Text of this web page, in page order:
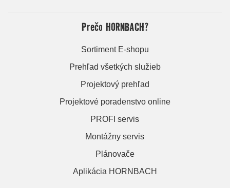
Prečo HORNBACH?
Sortiment E-shopu
Prehľad všetkých služieb
Projektový prehľad
Projektové poradenstvo online
PROFI servis
Montážny servis
Plánovače
Aplikácia HORNBACH